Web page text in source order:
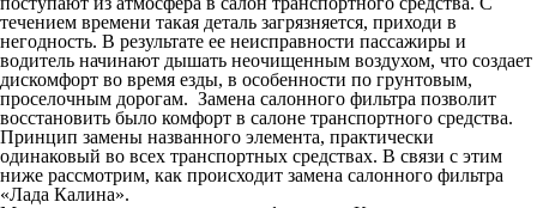
течением времени такая деталь загрязняется, приходи в
негодность. В результате ее неисправности пассажиры и
водитель начинают дышать неочищенным воздухом, что создает
дискомфорт во время езды, в особенности по грунтовым,
проселочным дорогам. Замена салонного фильтра позволит
восстановить было комфорт в салоне транспортного средства.
Принцип замены названного элемента, практически
одинаковый во всех транспортных средствах. В связи с этим
ниже рассмотрим, как происходит замена салонного фильтра
«Лада Калина».